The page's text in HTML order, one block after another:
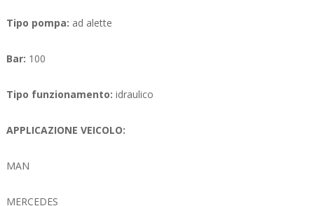
Tipo pompa: ad alette
Bar: 100
Tipo funzionamento: idraulico
APPLICAZIONE VEICOLO:
MAN
MERCEDES